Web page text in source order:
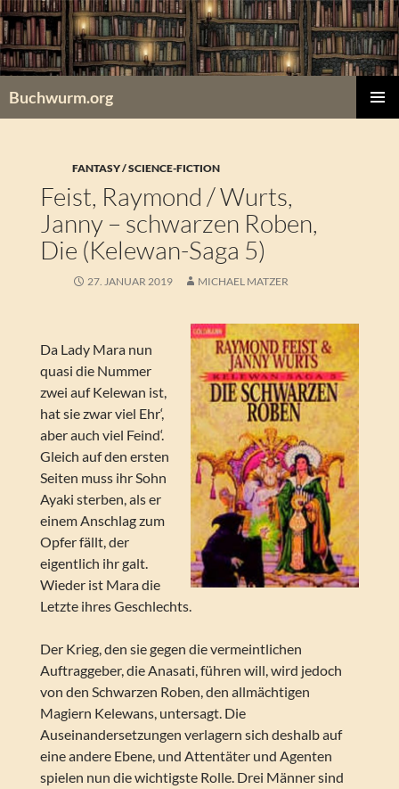
Zum
Inhalt
springen
Buchwurm.org
FANTASY / SCIENCE-FICTION
Feist, Raymond / Wurts,
Janny – schwarzen Roben,
Die (Kelewan-Saga 5)
27. JANUAR 2019 MICHAEL MATZER
Da Lady Mara nun
quasi die Nummer
zwei auf Kelewan ist,
hat sie zwar viel Ehr‘,
aber auch viel Feind‘.
Gleich auf den ersten
Seiten muss ihr Sohn
Ayaki sterben, als er
einem Anschlag zum
Opfer fällt, der
eigentlich ihr galt.
Wieder ist Mara die
Letzte ihres Geschlechts.
Der Krieg, den sie gegen die vermeintlichen
Auftraggeber, die Anasati, führen will, wird jedoch
von den Schwarzen Roben, den allmächtigen
Magiern Kelewans, untersagt. Die
Auseinandersetzungen verlagern sich deshalb auf
eine andere Ebene, und Attentäter und Agenten
spielen nun die wichtigste Rolle. Drei Männer sind